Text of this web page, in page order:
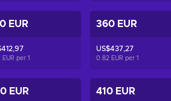
EUR
EUR per1
360 EUR
US$437,27
0.82 EUR per1
EUR 410 EUR